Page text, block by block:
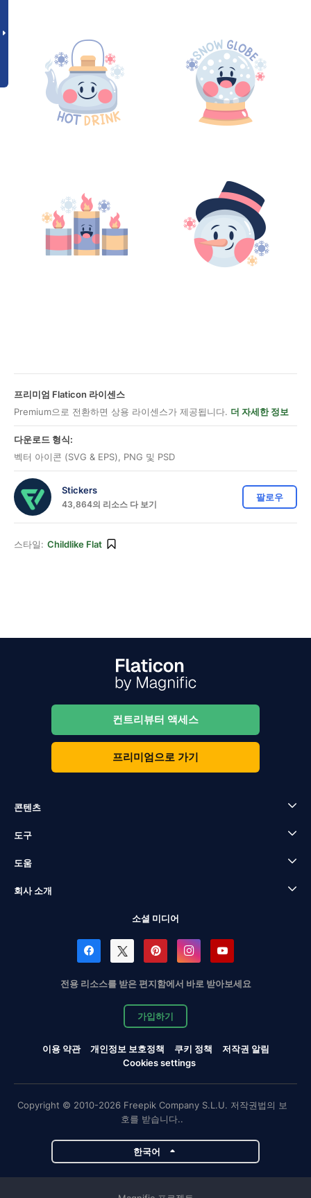
프리미엄 Flaticon 라이센스
Premium으로 전환하면 상용 라이센스가 제공됩니다. 더 자세한 정보
다운로드 형식:
벡터 아이콘 (SVG & EPS), PNG 및 PSD
Stickers
43,864의 리소스 다 보기
팔로우
스타일: Childlike Flat
컨트리뷰터 액세스
프리미엄으로 가기
콘텐츠
도구
도움
회사 소개
소셜 미디어
전용 리소스를 받은 편지함에서 바로 받아보세요
가입하기
이용 약관 개인정보 보호정책 쿠키 정책
저작권 알림
Cookies settings
Copyright © 2010-2026 Freepik Company S.L.U. 저작권법의 보
호를 받습니다..
한국어